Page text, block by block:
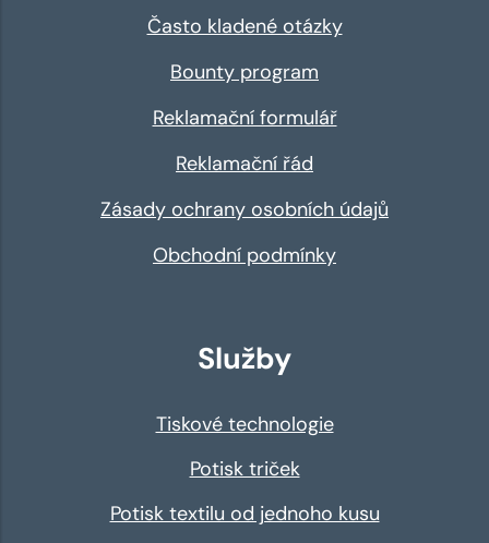
Často kladené otázky
Bounty program
Reklamační formulář
Reklamační řád
Zásady ochrany osobních údajů
Obchodní podmínky
Služby
Tiskové technologie
Potisk triček
Potisk textilu od jednoho kusu